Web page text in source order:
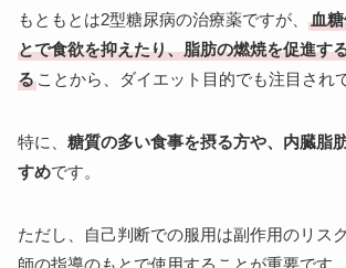
もともとは2型糖尿病の治療薬ですが、
血
とで食欲を抑えたり、脂肪の燃焼を促進す
る ことから、ダイエット目的でも注目され
特に、 糖質の多い食事を摂る方や、内臓脂
すめです。
ただし、自己判断での服用は副作用のリス
師の指導のもとで使用することが重要です。